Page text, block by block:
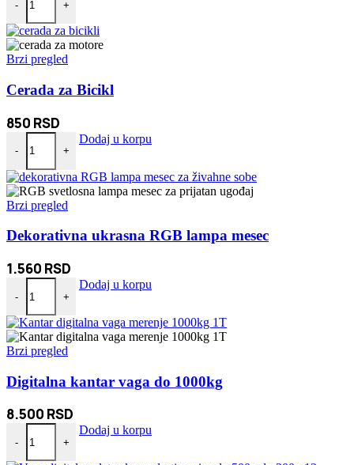
- +
Brzi pregled
Cerada za Bicikl
850 RSD
-
Cerada za Bicikl količina
+
Dodaj u korpu
Brzi pregled
Dekorativna ukrasna RGB lampa mesec
1.560 RSD
-
Dekorativna ukrasna RGB lampa mesec količina
+
Dodaj u korpu
Brzi pregled
Digitalna kantar vaga do 1000kg
8.500 RSD
-
Digitalna kantar vaga do 1000kg količina
+
Dodaj u korpu